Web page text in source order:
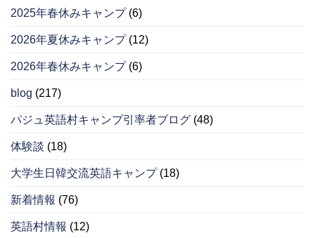
2025年春休みキャンプ(6)
2026年夏休みキャンプ(12)
2026年春休みキャンプ(6)
blog (217)
パジュ英語村キャンプ引率者ブログ (48)
体験談 (18)
大学生日韓交流英語キャンプ(18)
新着情報 (76)
英語村情報 (12)